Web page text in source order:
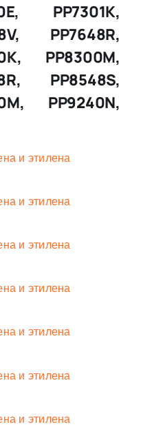
PP7301K,
PP7648R,
PP8300M,
PP8548S,
PP9240N,
и этилена
и этилена
и этилена
и этилена
и этилена
и этилена
и этилена